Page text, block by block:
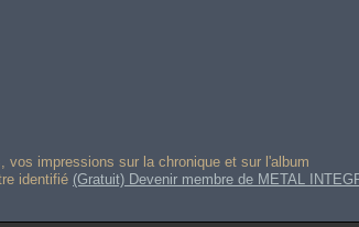
vos impressions sur la chronique et sur l'album
identifié (Gratuit) Devenir membre de METAL